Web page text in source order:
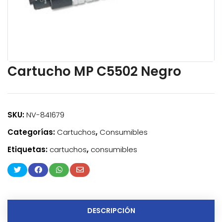
Cartucho MP C5502 Negro
SKU:NV-841679
Categorías: Cartuchos, Consumibles
Etiquetas: cartuchos, consumibles
DESCRIPCIÓN